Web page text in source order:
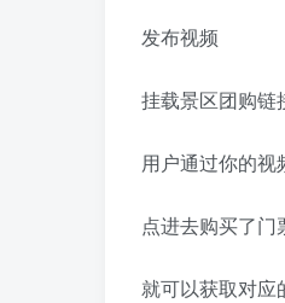
发布视频
挂载景区团购链
用户通过你的视
点进去购买了门
就可以获取对应